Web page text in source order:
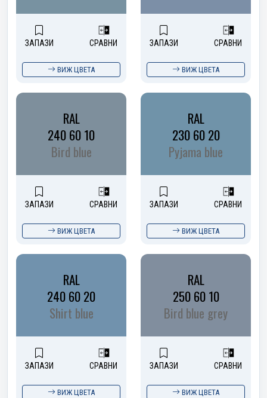
ЗАПАЗИ СРАВНИ
ВИЖ ЦВЕТА
ЗАПАЗИ СРАВНИ
ВИЖ ЦВЕТА
RAL
240 60 10
Bird blue
ЗАПАЗИ СРАВНИ
ВИЖ ЦВЕТА
RAL
230 60 20
Pyjama blue
ЗАПАЗИ СРАВНИ
ВИЖ ЦВЕТА
RAL
240 60 20
Shirt blue
ЗАПАЗИ СРАВНИ
ВИЖ ЦВЕТА
RAL
250 60 10
Bird blue grey
ЗАПАЗИ СРАВНИ
ВИЖ ЦВЕТА